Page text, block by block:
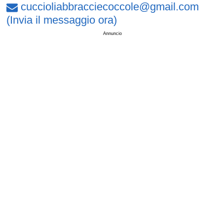
cuccioliabbracciecoccole@gmail .com
(Invia il messaggio ora)
Annuncio